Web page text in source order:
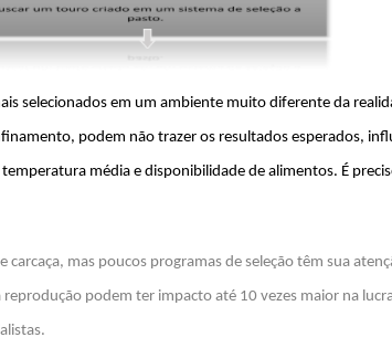
selecionados em um ambiente muito diferente da
podem não trazer os resultados esperados,
média e disponibilidade de alimentos. É
carcaça, mas poucos programas de seleção têm sua
podem ter impacto até 10 vezes maior na